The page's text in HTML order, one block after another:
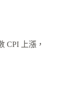
CPI 上漲，